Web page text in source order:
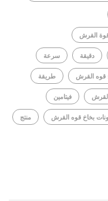
القرش
دقيقة سرعة
قوه القرش طريقة
فيتامين
بخاخ قوه القرش منتج